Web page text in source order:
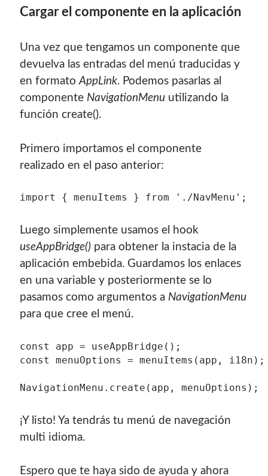
Cargar el componente en la aplicación
Una vez que tengamos un componente que
devuelva las entradas del menú traducidas y
en formatoAppLink. Podemos pasarlas al
componente NavigationMenu utilizando la
función create().
Primero importamos el componente
realizado en el paso anterior:
import { menuItems } from './NavMenu';
Luego simplemente usamos el hook
useAppBridge() para obtener la instacia de la
aplicación embebida. Guardamos los enlaces
en una variable y posteriormente se lo
pasamos como argumentos a NavigationMenu
para que cree el menú.
const app = useAppBridge();
const menuOptions = menuItems(app, i18n);
NavigationMenu.create(app, menuOptions);
¡Y listo! Ya tendrás tu menú de navegación
multi idioma.
Espero que te haya sido de ayuda y ahora